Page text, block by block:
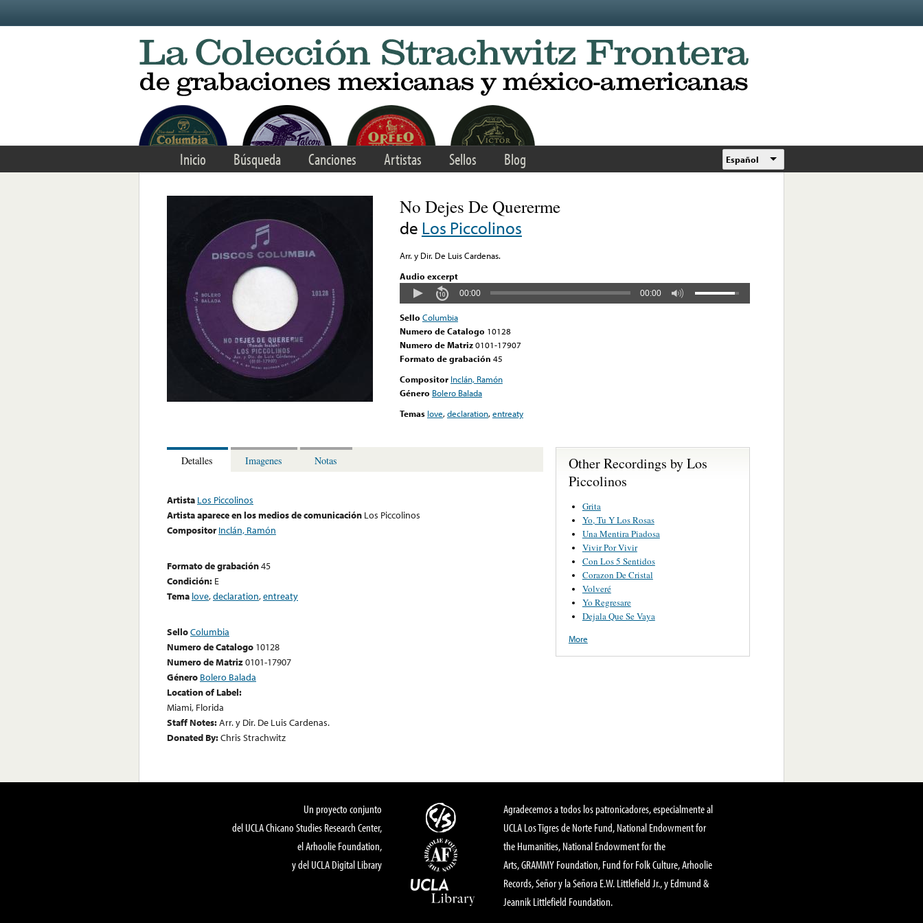
Inicio Búsqueda Canciones Artistas Sellos Blog Español
No Dejes De Quererme
de Los Piccolinos
Arr. y Dir. De Luis Cardenas.
Audio excerpt
00:00 00:00
Sello Columbia
Numero de Catalogo 10128
Numero de Matriz0101-17907
Formato de grabación 45
Compositor Inclán, Ramón
Género Bolero Balada
Temas love,declaration,entreaty
Detalles Imagenes Notas
Artista Los Piccolinos
Artista aparece en los medios de comunicación Los Piccolinos
Compositor Inclán, Ramón
Formato de grabación45
Condición: E
Tema love,declaration,entreaty
SelloColumbia
Numero de Catalogo 10128
Numero de Matriz0101-17907
Género Bolero Balada
Location of Label:
Miami, Florida
Staff Notes:Arr. y Dir. De Luis Cardenas.
Donated By:Chris Strachwitz
Other Recordings by Los
Piccolinos
Grita
Yo, Tu Y Los Rosas
Una Mentira Piadosa
Vivir Por Vivir
Con Los 5 Sentidos
Corazon De Cristal
Volveré
Yo Regresare
Dejala Que Se Vaya
More
Un proyecto conjunto
del UCLA Chicano Studies Research Center,
el Arhoolie Foundation,
y del UCLA Digital Library
Agradecemos a todos los patronicadores, especialmente al
UCLA Los Tigres de Norte Fund, National Endowment for
the Humanities, National Endowment for the
Arts, GRAMMY Foundation, Fund for Folk Culture, Arhoolie
Records, Señor y la Señora E.W. Littlefield Jr., y Edmund &
Jeannik Littlefield Foundation.